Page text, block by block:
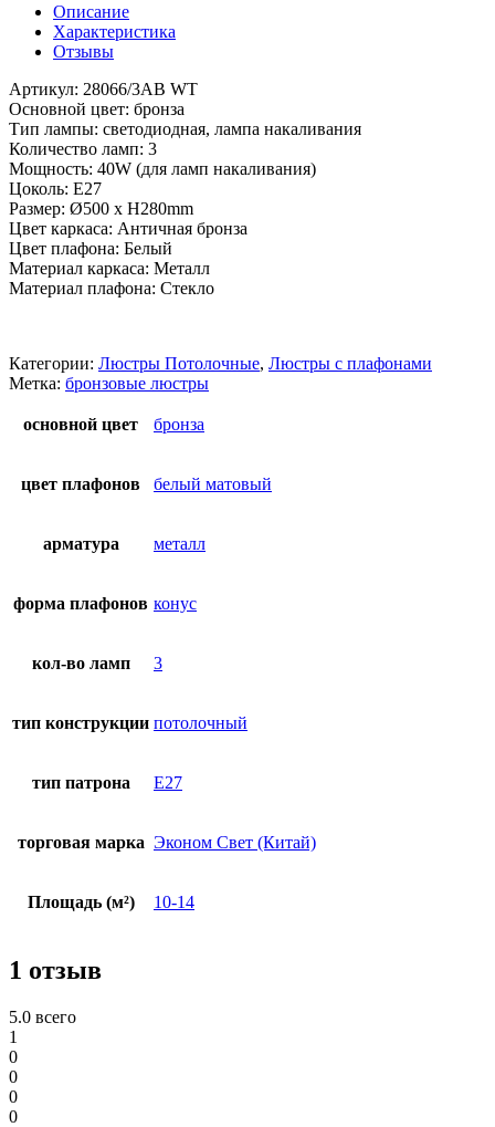
Описание
Характеристика
Отзывы
Артикул: 28066/3AB WT
Основной цвет: бронза
Тип лампы: светодиодная, лампа накаливания
Количество ламп: 3
Мощность: 40W (для ламп накаливания)
Цоколь: E27
Размер: Ø500 x H280mm
Цвет каркаса: Античная бронза
Цвет плафона: Белый
Материал каркаса: Металл
Материал плафона: Стекло
Категории: Люстры Потолочные, Люстры с плафонами
Метка: бронзовые люстры
основной цвет бронза
цвет плафонов белый матовый
арматура металл
форма плафонов конус
кол-во ламп 3
тип конструкции потолочный
тип патрона E27
торговая марка Эконом Свет (Китай)
Площадь (м²) 10-14
1 отзыв
5.0 всего
1
0
0
0
0